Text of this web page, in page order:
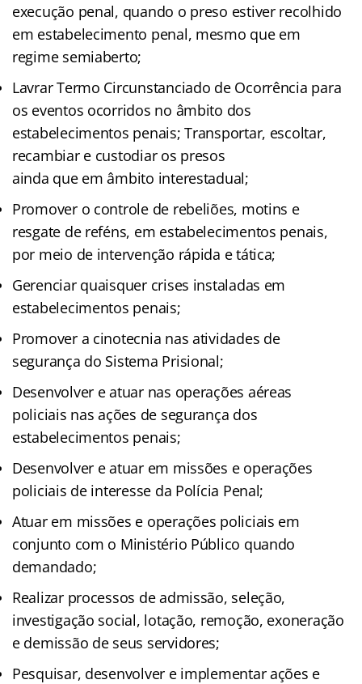
execução penal, quando o preso estiver recolhido
em estabelecimento penal, mesmo que em
regime semiaberto;
Lavrar Termo Circunstanciado de Ocorrência para
os eventos ocorridos no âmbito dos
estabelecimentos penais; Transportar, escoltar,
recambiar e custodiar os presos
ainda que em âmbito interestadual;
Promover o controle de rebeliões, motins e
resgate de reféns, em estabelecimentos penais,
por meio de intervenção rápida e tática;
Gerenciar quaisquer crises instaladas em
estabelecimentos penais;
Promover a cinotecnia nas atividades de
segurança do Sistema Prisional;
Desenvolver e atuar nas operações aéreas
policiais nas ações de segurança dos
estabelecimentos penais;
Desenvolver e atuar em missões e operações
policiais de interesse da Polícia Penal;
Atuar em missões e operações policiais em
conjunto com o Ministério Público quando
demandado;
Realizar processos de admissão, seleção,
investigação social, lotação, remoção, exoneração
e demissão de seus servidores;
Pesquisar, desenvolver e implementar ações e